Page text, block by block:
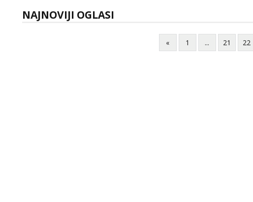
NAJNOVIJI OGLASI
« 1 ... 21 22